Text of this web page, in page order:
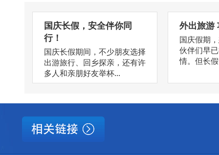
国庆长假，安全伴你同
行！
国庆长假期间，不少朋友选择
出游旅行、回乡探亲，还有许
多人和亲朋好友举杯...
外出旅游
国庆假期
伙伴们早
情。但长